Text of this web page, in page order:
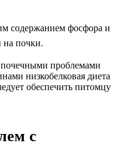
содержанием фосфора и
на почки.
почечными проблемами
низкобелковая диета
обеспечить питомцу
с